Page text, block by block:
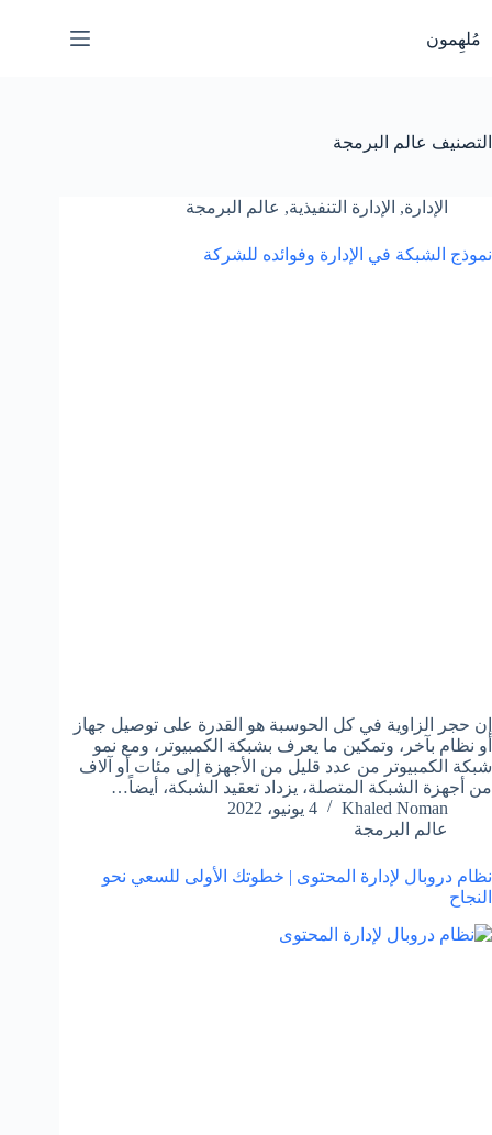
إلى
المحتوى
مُلهِمون
التصنيف عالم البرمجة
الإدارة, الإدارة التنفيذية, عالم البرمجة
نموذج الشبكة في الإدارة وفوائده للشركة
إن حجر الزاوية في كل الحوسبة هو القدرة على توصيل جهاز
أو نظام بآخر، وتمكين ما يعرف بشبكة الكمبيوتر، ومع نمو
شبكة الكمبيوتر من عدد قليل من الأجهزة إلى مئات أو آلاف
من أجهزة الشبكة المتصلة، يزداد تعقيد الشبكة، أيضاً…
Khaled Noman
4 يونيو، 2022
عالم البرمجة
نظام دروبال لإدارة المحتوى | خطوتك الأولى للسعي نحو
النجاح